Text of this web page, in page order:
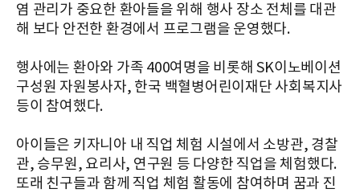
염 관리가 중요한 환아들을 위해 행사 장소 전체를 대관
해 보다 안전한 환경에서 프로그램을 운영했다.
행사에는 환아와 가족 400여명을 비롯해 SK이노베이션
구성원 자원봉사자, 한국 백혈병어린이재단 사회복지사
등이 참여했다.
아이들은 키자니아 내 직업 체험 시설에서 소방관, 경찰
관, 승무원, 요리사, 연구원 등 다양한 직업을 체험했다.
또래 친구들과 함께 직업 체험 활동에 참여하며 꿈과 진